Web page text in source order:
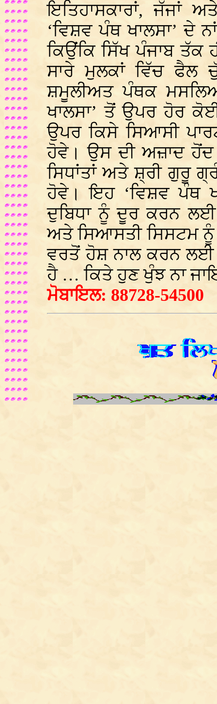
ਇਤਿਹਾਸਕਾਰਾਂ, ਜੱਜਾਂ
‘ਵਿਸ਼ਵ ਪੰਥ ਖਾਲਸਾ’ ਦੇ
ਕਿਉਂਕਿ ਸਿੱਖ ਪੰਜਾਬ ਤੱਕ
ਸਾਰੇ ਮੁਲਕਾਂ ਵਿੱਚ
ਸ਼ਮੂਲੀਅਤ ਪੰਥਕ
ਖਾਲਸਾ’ ਤੋਂ ਉਪਰ ਹੋਰ
ਉਪਰ ਕਿਸੇ ਸਿਆਸੀ
ਹੋਵੇ। ਉਸ ਦੀ ਅਜ਼ਾਦ ਹੋਂਦ
ਸਿਧਾਂਤਾਂ ਅਤੇ ਸ਼੍ਰੀ ਗੁਰੂ
ਹੋਵੇ। ਇਹ ‘ਵਿਸ਼ਵ ਪੰਥ
ਦੁਬਿਧਾ ਨੂੰ ਦੂਰ ਕਰਨ
ਅਤੇ ਸਿਆਸਤੀ ਸਿਸਟਮ
ਵਰਤੋਂ ਹੋਸ਼ ਨਾਲ ਕਰਨ ਲਈ
ਹੈ … ਕਿਤੇ ਹੁਣ ਖੁੰਝ ਨਾ
ਮੋਬਾਇਲ: 88728-54500